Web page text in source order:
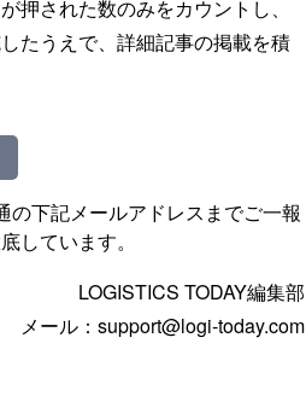
押された数のみをカウントし、
たうえで、詳細記事の掲載を積
下記メールアドレスまでご一報
しています。
LOGISTICS TODAY編集部
メール：support@logi-today.com